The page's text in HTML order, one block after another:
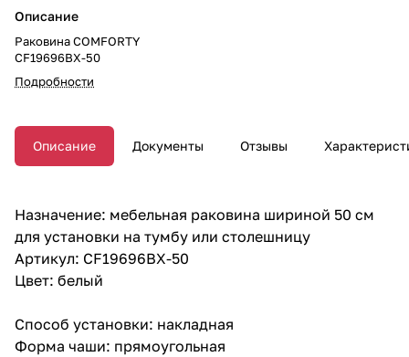
Описание
Раковина COMFORTY
CF19696BX-50
Подробности
Описание Документы Отзывы
Назначение: мебельная раковина шириной 50 см
для установки на тумбу или столешницу
Артикул: CF19696BX-50
Цвет: белый
Способ установки: накладная
Форма чаши: прямоугольная